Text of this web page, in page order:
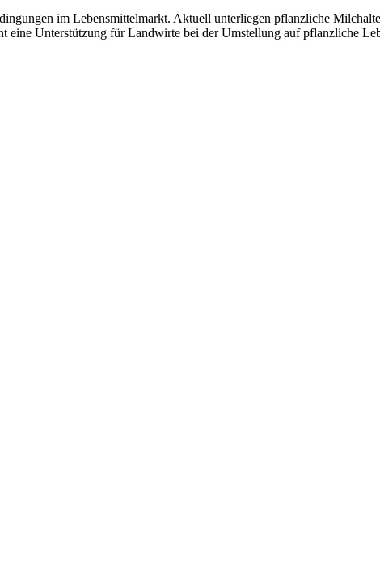
im Lebensmittelmarkt. Aktuell unterliegen pflanzliche
eine Unterstützung für Landwirte bei der Umstellung auf pflanzliche